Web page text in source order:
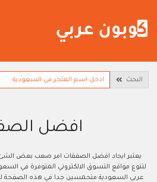
البحث
افضل
يعتبر ايجاد افضل الصفقات امر صعب بعض الشئ
لتنوع مواقع التسوق الالكتروني المتوفرة في
عربي السعودية متحمسين جدا في هذه الصفحة